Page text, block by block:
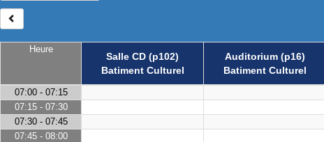
Heure
Salle CD (p102)
Batiment Culturel
Auditorium (p16)
Batiment Culturel
07:00 - 07:15
07:15 - 07:30
07:30 - 07:45
07:45 - 08:00